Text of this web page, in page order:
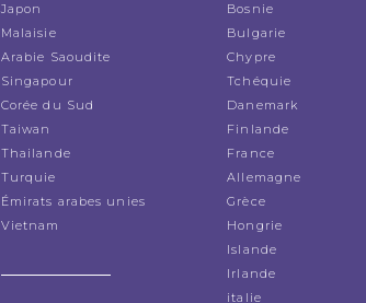
Japon
Malaisie
Arabie Saoudite
Singapour
Corée du Sud
Taiwan
Thailande
Turquie
Émirats arabes unies
Vietnam
Bosnie
Bulgarie
Chypre
Tchéquie
Danemark
Finlande
France
Allemagne
Grèce
Hongrie
Islande
Irlande
italie